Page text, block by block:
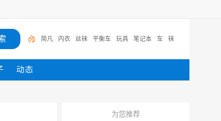
简凡 内衣 丝袜 平衡车 玩具 笔记本 车 袜
动态
为您推荐